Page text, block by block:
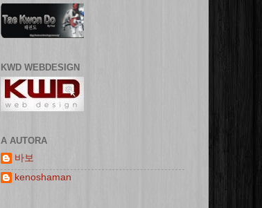
KWD WEBDESIGN
A AUTORA
바보
kenoshaman